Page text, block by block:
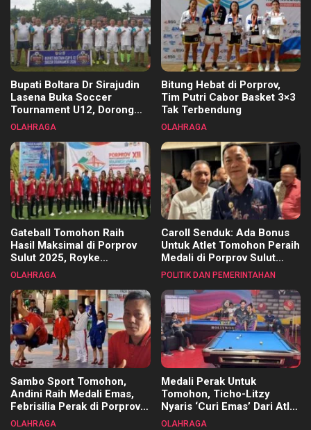
Bupati Boltara Dr Sirajudin
Lasena Buka Soccer
Tournament U12, Dorong
Pembinaan Merata di Setiap
OLAHRAGA
Bitung Hebat di Porprov,
Tim Putri Cabor Basket 3×3
Tak Terbendung
OLAHRAGA
Gateball Tomohon Raih
Hasil Maksimal di Porprov
Sulut 2025, Royke
Tangkawarouw Ucapkan
OLAHRAGA
Caroll Senduk: Ada Bonus
Untuk Atlet Tomohon Peraih
Medali di Porprov Sulut
2025
POLITIK DAN PEMERINTAHAN
Sambo Sport Tomohon,
Andini Raih Medali Emas,
Febrisilia Perak di Porprov
Sulut 2025
OLAHRAGA
Medali Perak Untuk
Tomohon, Ticho-Litzy
Nyaris ‘Curi Emas’ Dari Atlet
Biliar PON di Porprov Sulut
OLAHRAGA